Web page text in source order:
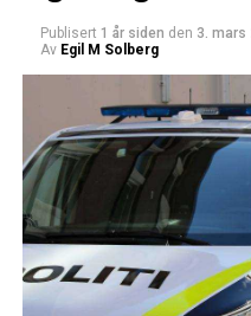
Publisert 1 år siden den 3. mars
Av Egil M Solberg